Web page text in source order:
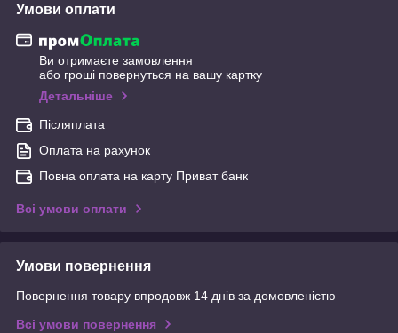
Умови оплати
Ви отримаєте замовлення
або гроші повернуться на вашу картку
Детальніше
Післяплата
Оплата на рахунок
Повна оплата на карту Приват банк
Всі умови оплати
Умови повернення
Повернення товару впродовж 14 днів за домовленістю
Всі умови повернення